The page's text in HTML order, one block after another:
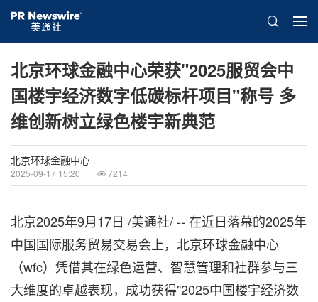
北京环球金融中心荣获"2025服贸会中
国楼宇经济数字低碳标杆项目"称号 多
维创新树立绿色楼宇新典范
北京环球金融中心
2025-09-17 15:20 7214
北京2025年9月17日 /美通社/ -- 在近日落幕的2025年
中国国际服务贸易交易会上，北京环球金融中心
（wfc）凭借其在绿色运营、智慧管理和社群参与三
大维度的卓越表现，成功获得"2025中国楼宇经济数